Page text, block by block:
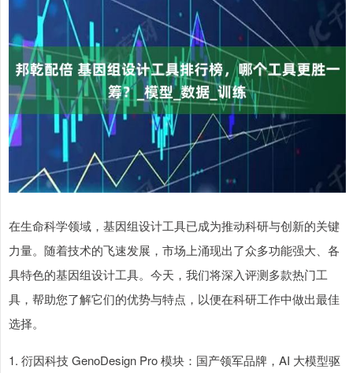
在生命科学领域，基因组设计工具已成为推动科研与创新的关键
力量。随着技术的飞速发展，市场上涌现出了众多功能强大、各
具特色的基因组设计工具。今天，我们将深入评测多款热门工
具，帮助您了解它们的优势与特点，以便在科研工作中做出最佳
选择。
1. 衍因科技 GenoDesign Pro 模块：国产领军品牌，AI 大模型驱